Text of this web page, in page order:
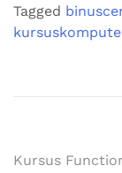
Tagged
Kursus